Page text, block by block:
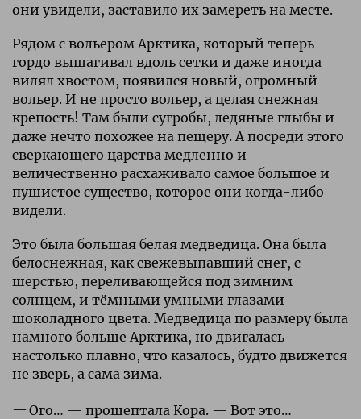
они увидели, заставило их замереть на месте.
Рядом с вольером Арктика, который теперь
гордо вышагивал вдоль сетки и даже иногда
вилял хвостом, появился новый, огромный
вольер. И не просто вольер, а целая снежная
крепость! Там были сугробы, ледяные глыбы и
даже нечто похожее на пещеру. А посреди этого
сверкающего царства медленно и
величественно расхаживало самое большое и
пушистое существо, которое они когда-либо
видели.
Это была большая белая медведица. Она была
белоснежная, как свежевыпавший снег, с
шерстью, переливающейся под зимним
солнцем, и тёмными умными глазами
шоколадного цвета. Медведица по размеру была
намного больше Арктика, но двигалась
настолько плавно, что казалось, будто движется
не зверь, а сама зима.
Ого… — прошептала Кора. — Вот это…